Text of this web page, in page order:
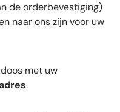
de orderbevestiging)
naar ons zijn voor uw
met uw
.